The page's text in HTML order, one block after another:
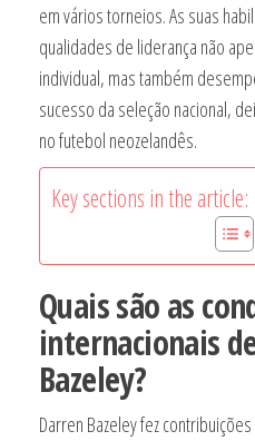
em vários torneios. As suas
qualidades de liderança não
individual, mas também
sucesso da seleção nacional,
no futebol neozelandês.
Key sections in the article:
Quais são as
internacionais
Bazeley?
Darren Bazeley fez